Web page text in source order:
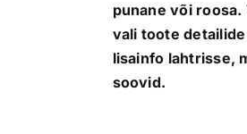
punane või
vali toote
lisainfo lahtrisse,
soovid.